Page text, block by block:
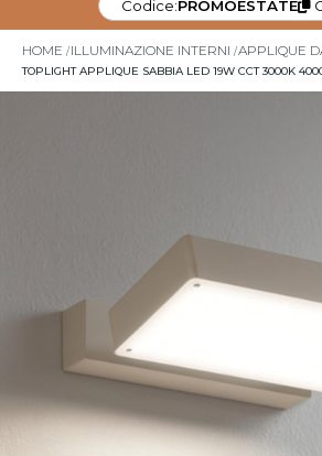
Codice:PROMOESTATE
HOME ILLUMINAZIONE INTERNI APPLIQUE
TOPLIGHT APPLIQUE SABBIA LED 19W CCT 3000K